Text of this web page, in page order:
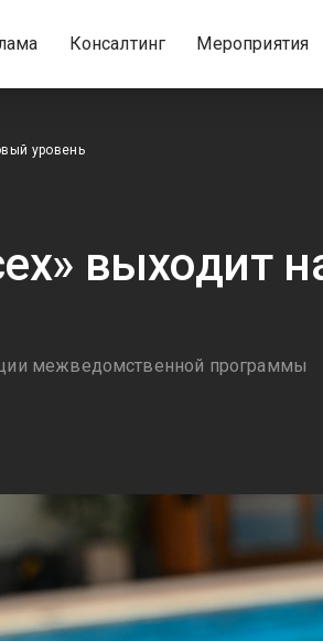
Консалтинг Мероприятия
уровень
выходит
межведомственной программы